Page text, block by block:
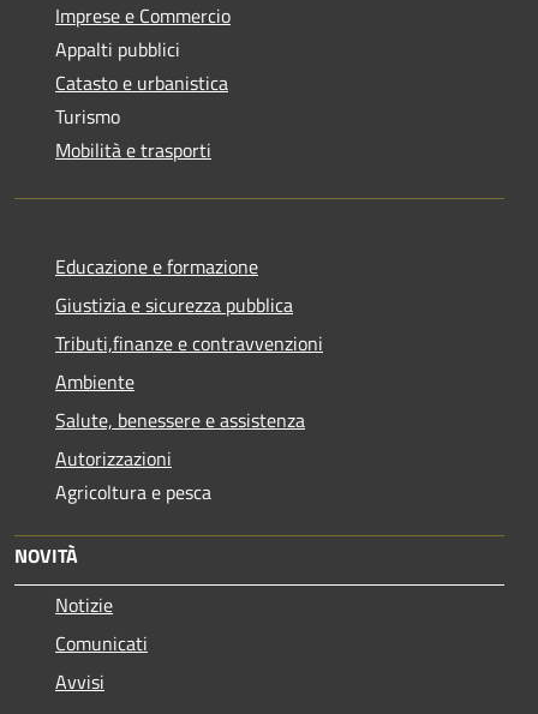
Imprese e Commercio
Appalti pubblici
Catasto e urbanistica
Turismo
Mobilità e trasporti
Educazione e formazione
Giustizia e sicurezza pubblica
Tributi,finanze e contravvenzioni
Ambiente
Salute, benessere e assistenza
Autorizzazioni
Agricoltura e pesca
NOVITÀ
Notizie
Comunicati
Avvisi